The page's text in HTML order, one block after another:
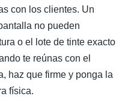
con los clientes. Un
no pueden
o el lote de tinte exacto
te reúnas con el
haz que firme y ponga la
física.